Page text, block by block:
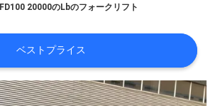
FD100 20000のLbのフォークリフト
ベストプライス